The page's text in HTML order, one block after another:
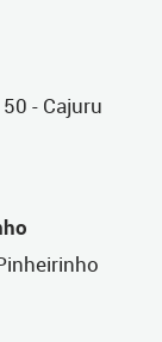
- Cajuru